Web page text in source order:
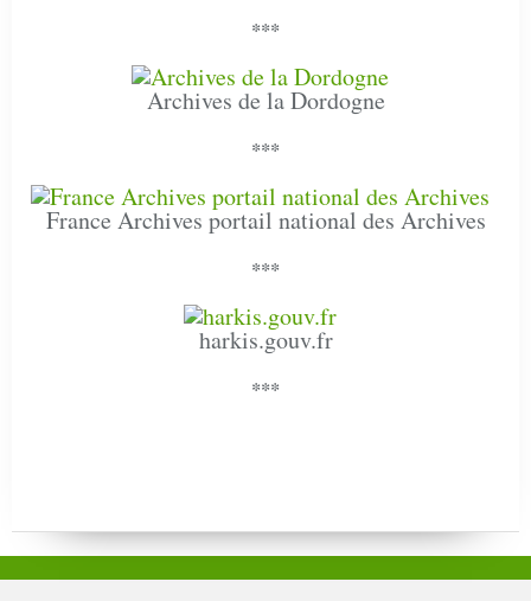
***
Archives de la Dordogne
***
France Archives portail national des Archives
***
harkis.gouv.fr
***